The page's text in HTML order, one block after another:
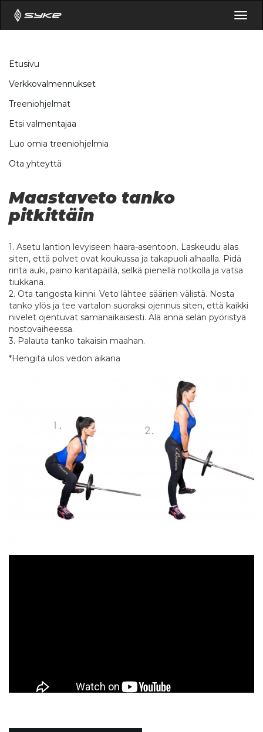
Etusivu
Verkkovalmennukset
Treeniohjelmat
Etsi valmentajaa
Luo omia treeniohjelmia
Ota yhteyttä
Maastaveto tanko
pitkittäin
1. Asetu lantion levyiseen haara-asentoon. Laskeudu alas
siten, että polvet ovat koukussa ja takapuoli alhaalla. Pidä
rinta auki, paino kantapäillä, selkä pienellä notkolla ja vatsa
tiukkana.
2. Ota tangosta kiinni. Veto lähtee säärien välistä. Nosta
tanko ylös ja tee vartalon suoraksi ojennus siten, että kaikki
nivelet ojentuvat samanaikaisesti. Älä anna selän pyöristyä
nostovaiheessa.
3. Palauta tanko takaisin maahan.
*Hengitä ulos vedon aikana